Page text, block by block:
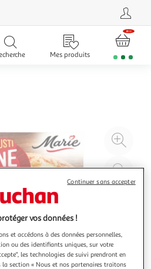
Mes produits
à
vos données !
et accédons à des données personnelles,
ou des identifiants uniques, sur votre
les technologies de suivi prendront en
la section « Nous et nos partenaires traitons
Continuer sans accepter